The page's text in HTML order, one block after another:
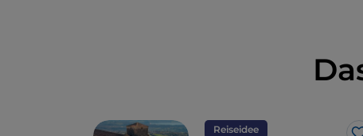
Reiseidee